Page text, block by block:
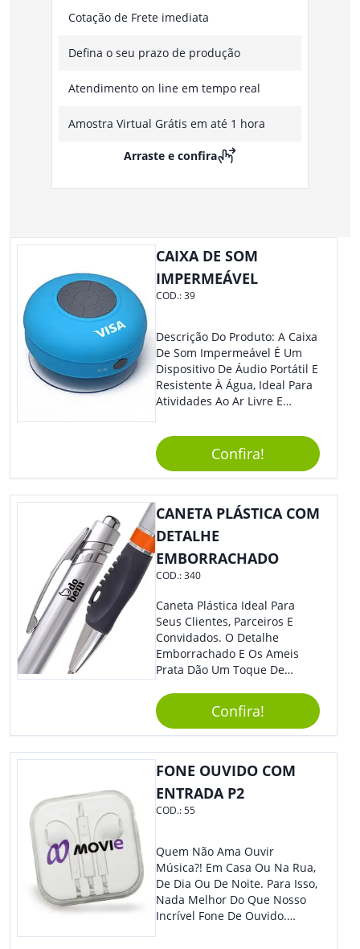
Cotação de Frete imediata
Defina o seu prazo de produção
Atendimento on line em tempo real
Amostra Virtual Grátis em até 1 hora
Arraste e confira
CAIXA DE SOM
IMPERMEÁVEL
COD.:39
Descrição Do Produto: A Caixa
De Som Impermeável É Um
Dispositivo De Áudio Portátil E
Resistente À Água, Ideal Para
Atividades Ao Ar Livre E
Design Compacto E Durável,
Essa Caixa De Som Reproduz
Um Som Claro E Potente,
Proporcionando Uma
Experiência Musical De Alta
Qualidade Em Qualquer
Lugar. Benefícios: Além De
Ser Resistente À Água, A Caixa
De Som Impermeável É Fácil
De Transportar, Possui Bateria
Bluetooth, Permitindo Que
Você Conecte Seu Dispositivo
De Forma Prática E Sem Fios.
A Qualidade Do Som Não É
Prejudicada Mesmo Em
Ambientes Molhados,
Garantindo Uma Experiência
Sonora Imersiva Em Todas As
Situações. Usos Sugeridos:
Essa Caixa De Som É Perfeita
Para Ser Utilizada Em
Atividades Ao Ar Livre, Como
Acampamentos, Festas Na
Piscina, Trilhas E Passeios De
Usada Em Ambientes
Internos, Como Banheiros,
Cozinhas E Áreas De Lazer
Próximas À Água. Aproveite A
Praticidade E A Resistência Da
Confira!
CANETA PLÁSTICA COM
DETALHE
EMBORRACHADO
COD.:340
Caneta Plástica Ideal Para
Seus Clientes, Parceiros E
Convidados. O Detalhe
Emborrachado E Os Ameis
Prata Dão Um Toque De
Acionamento Por Clique.
Confira!
FONE OUVIDO COM
ENTRADA P2
COD.:55
Quem Não Ama Ouvir
Música?! Em Casa Ou Na Rua,
De Dia Ou De Noite. Para Isso,
Nada Melhor Do Que Nosso
Incrível Fone De Ouvido.